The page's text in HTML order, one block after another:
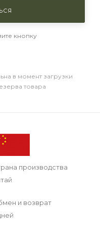
кнопку
в момент загрузки
товара
производства
и возврат